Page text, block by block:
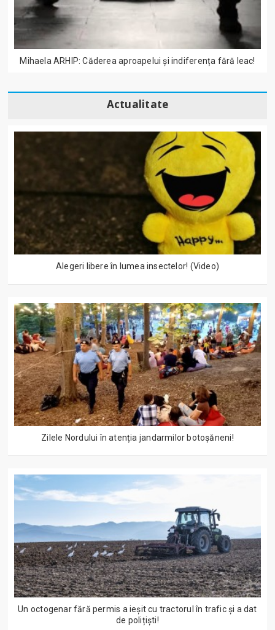
Mihaela ARHIP: Căderea aproapelui și indiferența fără leac!
Actualitate
Alegeri libere în lumea insectelor! (Video)
Zilele Nordului în atenția jandarmilor botoșăneni!
Un octogenar fără permis a ieșit cu tractorul în trafic și a dat
de polițiști!